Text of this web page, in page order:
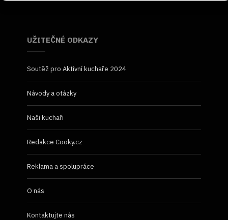
UŽITEČNÉ ODKAZY
Soutěž pro Aktivní kuchaře 2024
Návody a otázky
Naši kuchaři
Redakce Cooky.cz
Reklama a spolupráce
O nás
Kontaktujte nás